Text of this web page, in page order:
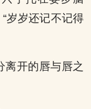
岁岁还记不记得
离开的唇与唇之